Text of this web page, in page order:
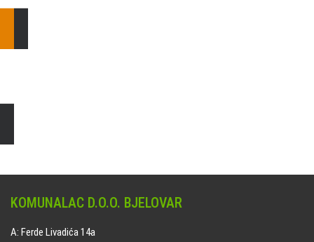
KOMUNALAC D.O.O. BJELOVAR
A: Ferde Livadića 14a